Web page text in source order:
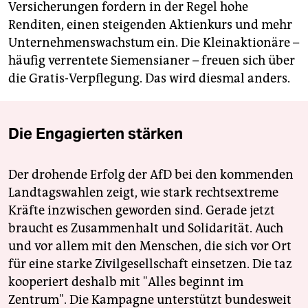
Versicherungen fordern in der Regel hohe
Renditen, einen steigenden Aktienkurs und mehr
Unternehmenswachstum ein. Die Kleinaktionäre –
häufig verrentete Siemensianer – freuen sich über
die Gratis-Verpflegung. Das wird diesmal anders.
Die Engagierten stärken
Der drohende Erfolg der AfD bei den kommenden
Landtagswahlen zeigt, wie stark rechtsextreme
Kräfte inzwischen geworden sind. Gerade jetzt
braucht es Zusammenhalt und Solidarität. Auch
und vor allem mit den Menschen, die sich vor Ort
für eine starke Zivilgesellschaft einsetzen. Die taz
kooperiert deshalb mit "Alles beginnt im
Zentrum". Die Kampagne unterstützt bundesweit